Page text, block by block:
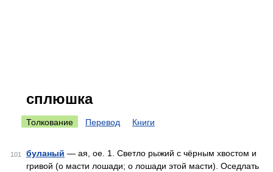
сплюшка
Толкование Перевод Книги
101 буланый — ая, ое. 1. Светло рыжий с чёрным хвостом и
гривой (о масти лошади; о лошади этой масти). Оседлать